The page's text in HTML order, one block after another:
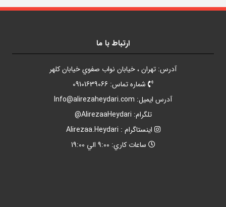
ارتباط با ما
آدرس: تهران ، خيابان نواب صفوي خيابان کلهر
شماره تماس: 09101639066
آدرس ايميل: Info@alirezaheydari.com
تلگرام: AlirezaaHeydari@
اينستاگرام : Alirezaa.Heydari
ساعات کاري: 9:00 الي 19:00